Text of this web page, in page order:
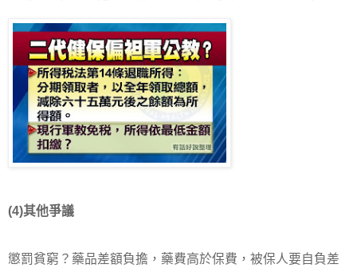
(4)其他爭議
懲罰貧窮？藥品差額負擔，藥費高於保費，被保人要自負差